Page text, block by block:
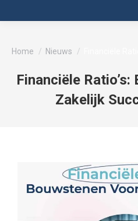
Financiële
Zakelijk
Je bent hier:
Home Nieuws